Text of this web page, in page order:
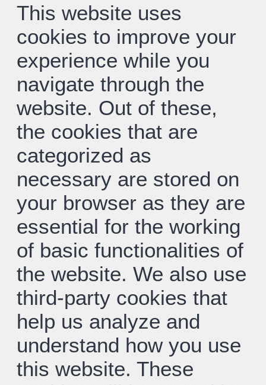
This website uses
cookies to improve your
experience while you
navigate through the
website. Out of these,
the cookies that are
categorized as
necessary are stored on
your browser as they are
essential for the working
of basic functionalities of
the website. We also use
third-party cookies that
help us analyze and
understand how you use
this website. These